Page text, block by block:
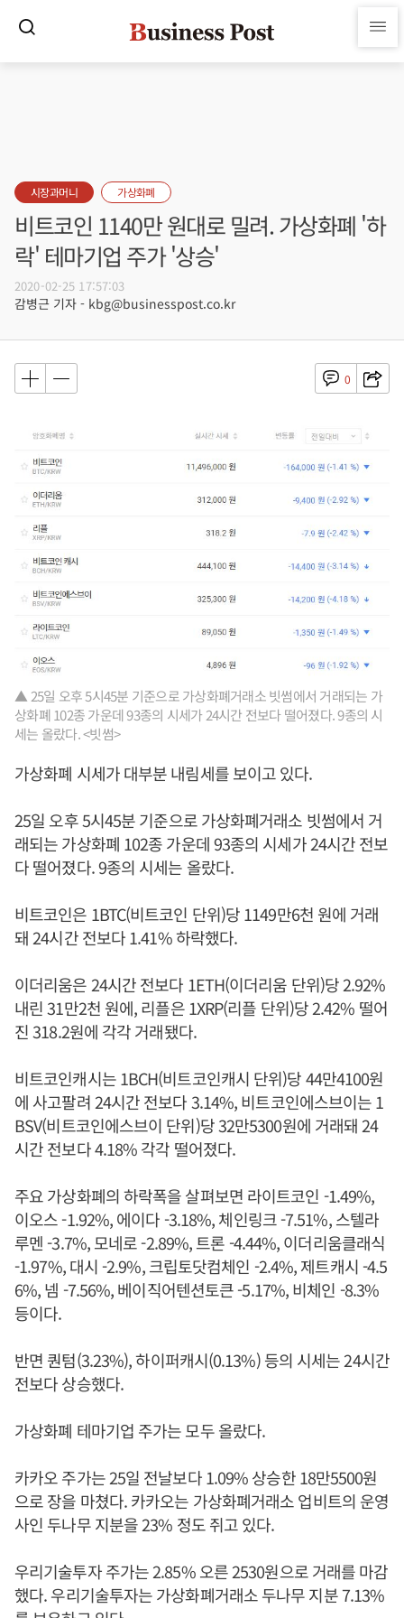
시장과머니 가상화폐
비트코인 1140만 원대로 밀려. 가상화폐 '하
락' 테마기업 주가 '상승'
2020-02-25 17:57:03
감병근 기자 - kbg@businesspost.co.kr
0
▲ 25일 오후 5시45분 기준으로 가상화폐거래소 빗썸에서 거래되는 가
상화폐 102종 가운데 93종의 시세가 24시간 전보다 떨어졌다. 9종의 시
세는 올랐다. <빗썸>
가상화폐 시세가 대부분 내림세를 보이고 있다.
25일 오후 5시45분 기준으로 가상화폐거래소 빗썸에서 거
래되는 가상화폐 102종 가운데 93종의 시세가 24시간 전보
다 떨어졌다. 9종의 시세는 올랐다.
비트코인은 1BTC(비트코인 단위)당 1149만6천 원에 거래
돼 24시간 전보다 1.41% 하락했다.
이더리움은 24시간 전보다 1ETH(이더리움 단위)당 2.92%
내린 31만2천 원에, 리플은 1XRP(리플 단위)당 2.42% 떨어
진 318.2원에 각각 거래됐다.
비트코인캐시는 1BCH(비트코인캐시 단위)당 44만4100원
에 사고팔려 24시간 전보다 3.14%, 비트코인에스브이는 1
BSV(비트코인에스브이 단위)당 32만5300원에 거래돼 24
시간 전보다 4.18% 각각 떨어졌다.
주요 가상화폐의 하락폭을 살펴보면 라이트코인 -1.49%,
이오스 -1.92%, 에이다 -3.18%, 체인링크 -7.51%, 스텔라
루멘 -3.7%, 모네로 -2.89%, 트론 -4.44%, 이더리움클래식
-1.97%, 대시 -2.9%, 크립토닷컴체인 -2.4%, 제트캐시 -4.5
6%, 넴 -7.56%, 베이직어텐션토큰 -5.17%, 비체인 -8.3%
등이다.
반면 퀀텀(3.23%), 하이퍼캐시(0.13%) 등의 시세는 24시간
전보다 상승했다.
가상화폐 테마기업 주가는 모두 올랐다.
카카오 주가는 25일 전날보다 1.09% 상승한 18만5500원
으로 장을 마쳤다. 카카오는 가상화폐거래소 업비트의 운영
사인 두나무 지분을 23% 정도 쥐고 있다.
우리기술투자 주가는 2.85% 오른 2530원으로 거래를 마감
했다. 우리기술투자는 가상화폐거래소 두나무 지분 7.13%